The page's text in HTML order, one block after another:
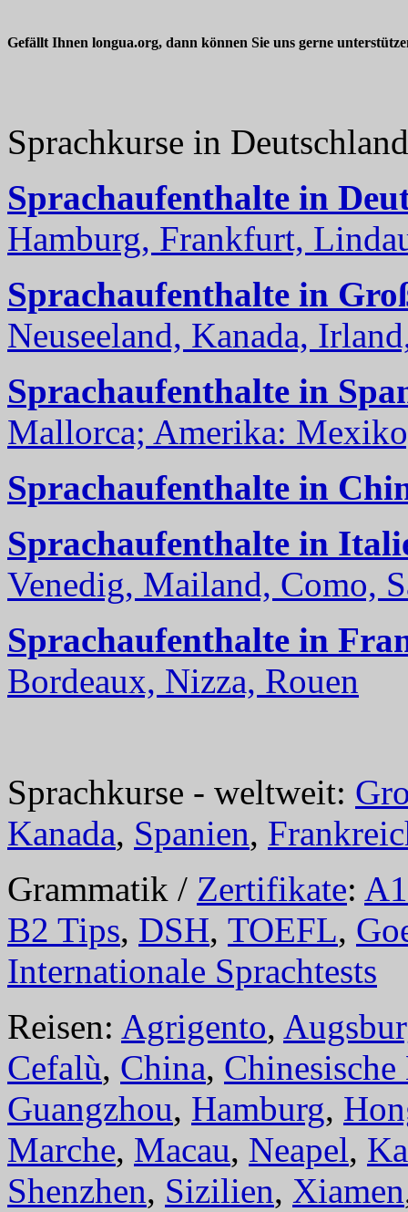
Gefällt Ihnen longua.org, dann können Sie uns gerne
Sprachkurse in
Sprachaufenthalte in
Hamburg, Frankfurt,
Sprachaufenthalte in
Neuseeland, Kanada,
Sprachaufenthalte in
Mallorca; Amerika:
Sprachaufenthalte in
Sprachaufenthalte in
Venedig, Mailand, Como,
Sprachaufenthalte in
Bordeaux, Nizza, Rouen
Sprachkurse - weltweit:
Kanada, Spanien,
Grammatik / Zertifikate: A1
B2 Tips, DSH, TOEFL,
Internationale Sprachtests
Reisen: Agrigento,
Cefalù, China, Chinesische
Guangzhou, Hamburg,
Marche, Macau, Neapel,
Shenzhen, Sizilien, Xiamen